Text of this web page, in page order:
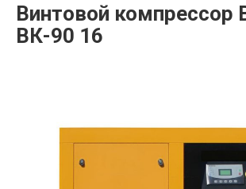
Винтовой компрессор
ВК-90 16